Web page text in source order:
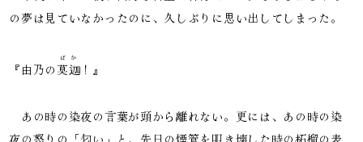
の夢は見ていなかったのに、久しぶりに思い出してしまった。
『由乃の 莫迦
ばか
！』
あの時の染夜の言葉が頭から離れない。更には、あの時の染
夜の怒りの「匂い」と、先日の煙管を叩き壊した時の柘榴の表